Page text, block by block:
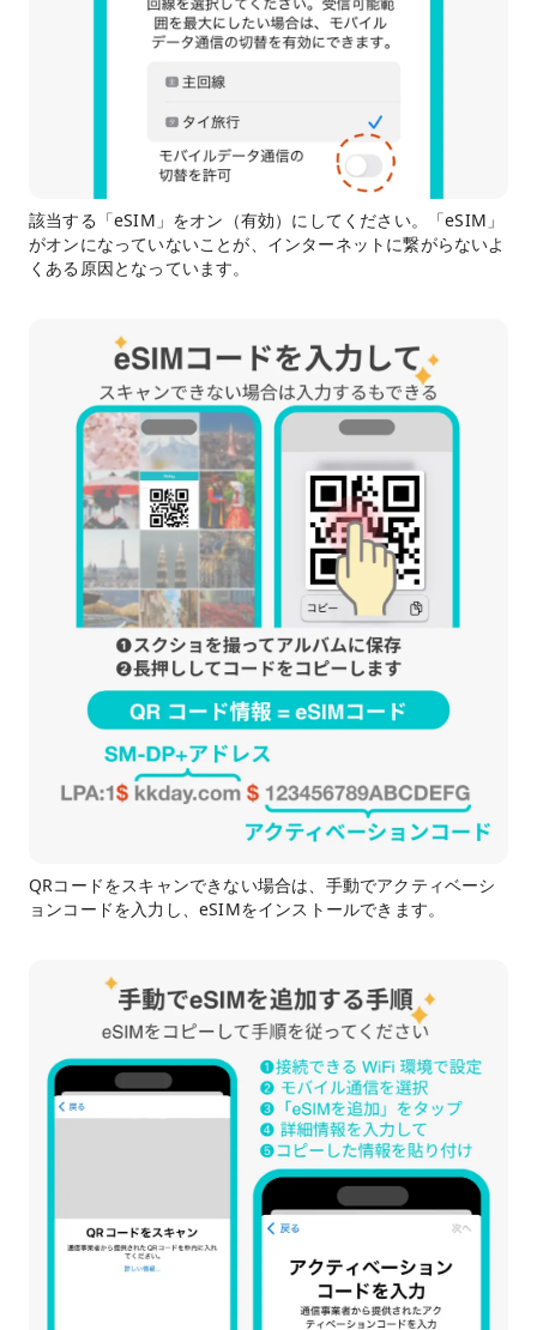
該当する「eSIM」をオン（有効）にしてください。「eSIM」
がオンになっていないことが、インターネットに繋がらないよ
くある原因となっています。
QRコードをスキャンできない場合は、手動でアクティベーシ
ョンコードを入力し、eSIMをインストールできます。